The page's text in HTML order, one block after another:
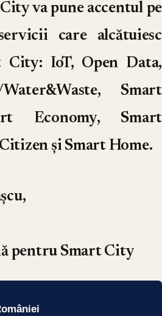
Cityva pune accentul pe
care alcătuiesc
City: IoT, Open Data,
Smart
Economy, Smart
și Smart Home.
pentru Smart City